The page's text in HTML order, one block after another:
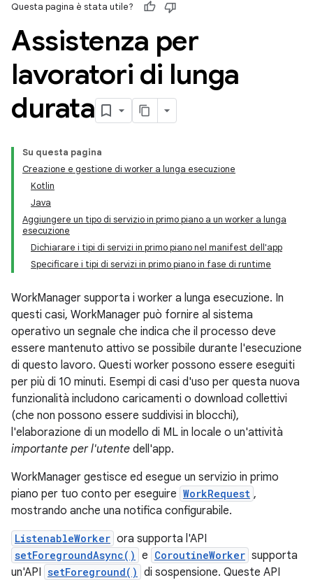
Questa pagina è stata utile?
Assistenza per
lavoratori di lunga
durata
Su questa pagina
Creazione e gestione di worker a lunga esecuzione
Kotlin
Java
Aggiungere un tipo di servizio in primo piano a un worker a lunga
esecuzione
Dichiarare i tipi di servizi in primo piano nel manifest dell'app
Specificare i tipi di servizi in primo piano in fase di runtime
WorkManager supporta i worker a lunga esecuzione. In
questi casi, WorkManager può fornire al sistema
operativo un segnale che indica che il processo deve
essere mantenuto attivo se possibile durante l'esecuzione
di questo lavoro. Questi worker possono essere eseguiti
per più di 10 minuti. Esempi di casi d'uso per questa nuova
funzionalità includono caricamenti o download collettivi
(che non possono essere suddivisi in blocchi),
l'elaborazione di un modello di ML in locale o un'attività
importante per l'utente dell'app.
WorkManager gestisce ed esegue un servizio in primo
piano per tuo conto per eseguire WorkRequest ,
mostrando anche una notifica configurabile.
ListenableWorker ora supporta l'API
setForegroundAsync() e CoroutineWorker supporta
un'API setForeground() di sospensione. Queste API